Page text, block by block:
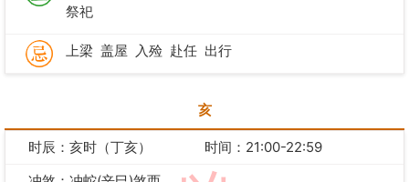
祭祀
上梁 盖屋 入殓 赴任 出行
亥
时辰：亥时（丁亥）
时间：21:00-22:59